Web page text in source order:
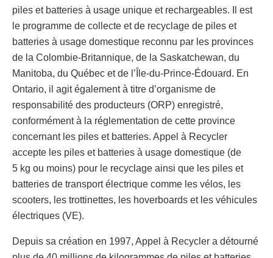
piles et batteries à usage unique et rechargeables. Il est
le programme de collecte et de recyclage de piles et
batteries à usage domestique reconnu par les provinces
de la Colombie-Britannique, de la Saskatchewan, du
Manitoba, du Québec et de l’Île-du-Prince-Édouard. En
Ontario, il agit également à titre d’organisme de
responsabilité des producteurs (ORP) enregistré,
conformément à la réglementation de cette province
concernant les piles et batteries. Appel à Recycler
accepte les piles et batteries à usage domestique (de
5 kg ou moins) pour le recyclage ainsi que les piles et
batteries de transport électrique comme les vélos, les
scooters, les trottinettes, les hoverboards et les véhicules
électriques (VE).
Depuis sa création en 1997, Appel à Recycler a détourné